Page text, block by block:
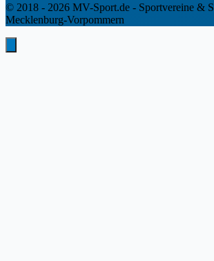
© 2018 - 2026 MV-Sport.de - Sportvereine &
Mecklenburg-Vorpommern